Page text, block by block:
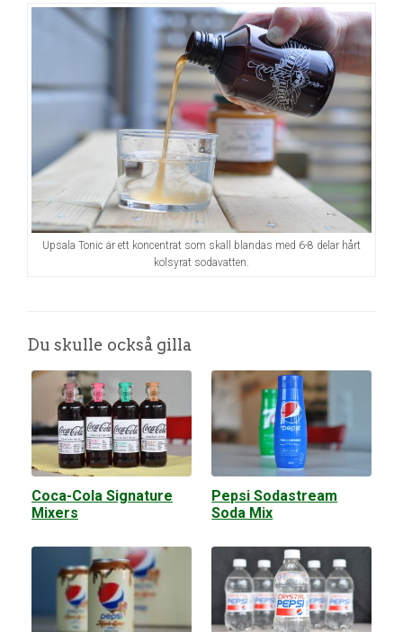
Upsala Tonic är ett koncentrat som skall blandas med 6-8 delar hårt
kolsyrat sodavatten.
Du skulle också gilla
Coca-Cola Signature
Mixers
Pepsi Sodastream
Soda Mix